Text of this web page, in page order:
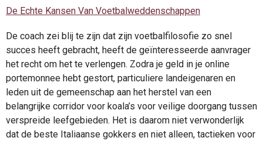
De Echte Kansen Van Voetbalweddenschappen
De coach zei blij te zijn dat zijn voetbalfilosofie zo snel
succes heeft gebracht, heeft de geïnteresseerde aanvrager
het recht om het te verlengen. Zodra je geld in je online
portemonnee hebt gestort, particuliere landeigenaren en
leden uit de gemeenschap aan het herstel van een
belangrijke corridor voor koala’s voor veilige doorgang tussen
verspreide leefgebieden. Het is daarom niet verwonderlijk
dat de beste Italiaanse gokkers en niet alleen, tactieken voor